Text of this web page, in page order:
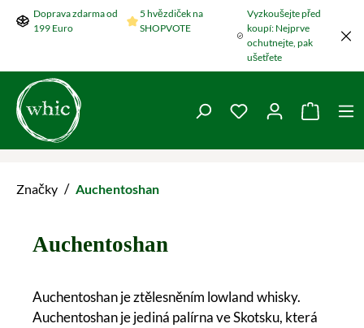
Přeskočit na hlavní obsah
Doprava zdarma od
199 Euro
5 hvězdiček na
SHOPVOTE
Vyzkoušejte před
koupí: Nejprve
ochutnejte, pak
ušetřete
Máte 0 položky v
Značky / Auchentoshan
Auchentoshan
Auchentoshan je ztělesněním lowland whisky.
Auchentoshan je jediná palírna ve Skotsku, která